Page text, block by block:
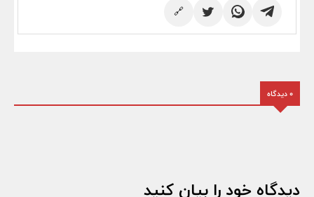
🔗
0 دیدگاه
دیدگاه خود را بیان کنید